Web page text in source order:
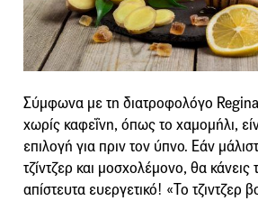
Σύμφωνα με τη διατροφολόγο Regina
χωρίς καφεΐνη, όπως το χαμομήλι,
επιλογή για πριν τον ύπνο. Εάν
τζίντζερ και μοσχολέμονο, θα κάνεις
απίστευτα ευεργετικό! «Το τζιντζερ